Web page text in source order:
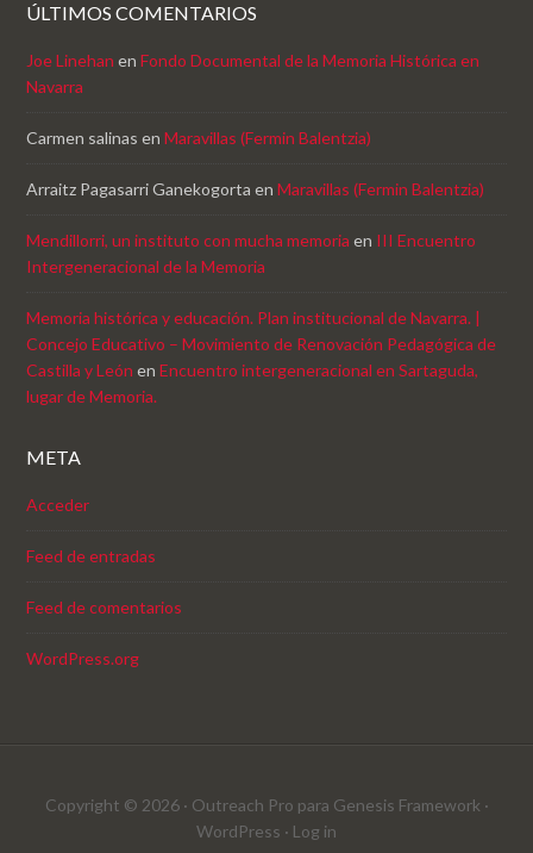
ÚLTIMOS COMENTARIOS
Joe Linehan enFondo Documental de la Memoria Histórica en
Navarra
Carmen salinas enMaravillas (Fermin Balentzia)
Arraitz Pagasarri Ganekogorta enMaravillas (Fermin Balentzia)
Mendillorri, un instituto con mucha memoria en III Encuentro
Intergeneracional de la Memoria
Memoria histórica y educación. Plan institucional de Navarra. |
Concejo Educativo – Movimiento de Renovación Pedagógica de
Castilla y León enEncuentro intergeneracional en Sartaguda,
lugar de Memoria.
META
Acceder
Feed de entradas
Feed de comentarios
WordPress.org
Copyright © 2026 · Outreach Pro para Genesis Framework ·
WordPress · Log in